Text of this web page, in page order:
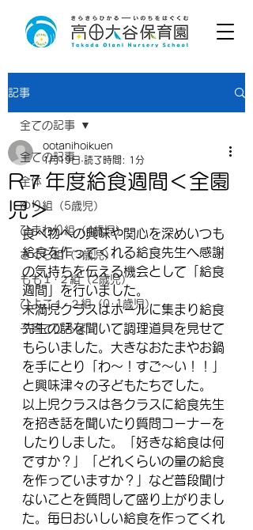
記事
全ての記事
全体
ゆり組（5歳児）
ひまわり組（4歳児）
さくら組（3歳児）
もも１･２組（2歳児）
ひよこ１･２組（0･1歳児）
子育てひろば
全ての記事
R７年度給食週間＜全園
児＞
ootanihoikuen
1月19日 読了時間: 1分
食べ物への興味や関心を深めいつも
給食を作ってくれる給食先生へ感謝
の気持ちを伝える機会として「給食
週間」を行いました。
未満児クラスはホールに集まり給食
先生の話を聞いて調理道具を見せて
もらいました。大きなおたまやお鍋
を手にとり「わ～！すご～い！！」
と興味津々の子どもたちでした。
以上児クラスは各クラスに給食先生
を招き話を聞いたり質問コーナーを
したりしました。「好きな給食は何
ですか？」「どれくらいの量の給食
を作っていますか？」など普段聞け
ないことを質問して盛り上がりまし
た。毎日おいしい給食を作ってくれ